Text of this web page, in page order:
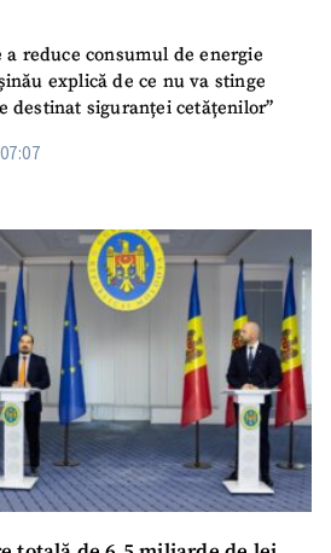
a reduce consumul de energie
explică de ce nu va stinge
destinat siguranței cetățenilor”